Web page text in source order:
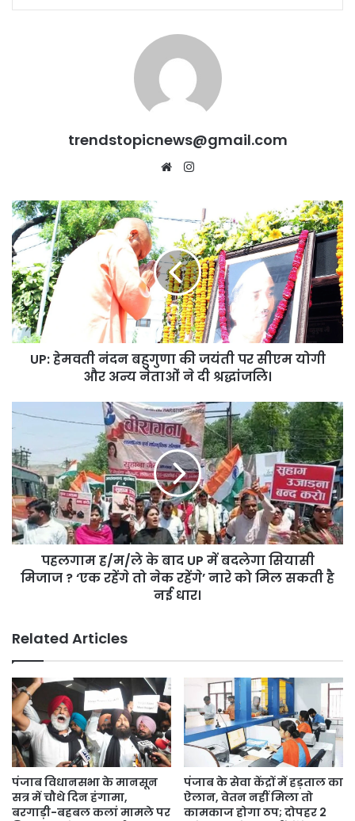
trendstopicnews@gmail.com
Website
UP:
हेमवती
नंदन
बहुगुणा
की
जयंती
पर
सीएम
योगी
UP: हेमवती नंदन बहुगुणा की जयंती पर सीएम योगी
और अन्य नेताओं ने दी श्रद्धांजलि।
पहलगाम
ह/
ले
के
बाद
UP
में
बदलेगा
मिजाज
तो
नेक
रहेंगे’
नारे
को
मिल
सकती
है
नई
धार।
पहलगाम ह/म/ले के बाद UP में बदलेगा सियासी
मिजाज ? ‘एक रहेंगे तो नेक रहेंगे’ नारे को मिल सकती है
नई धार।
Related Articles
पंजाब विधानसभा के मानसून
सत्र में चौथे दिन हंगामा,
बरगाड़ी-बहबल कलां मामले पर
पंजाब के सेवा केंद्रों में हड़ताल का
ऐलान, वेतन नहीं मिला तो
कामकाज होगा ठप; दोपहर 2